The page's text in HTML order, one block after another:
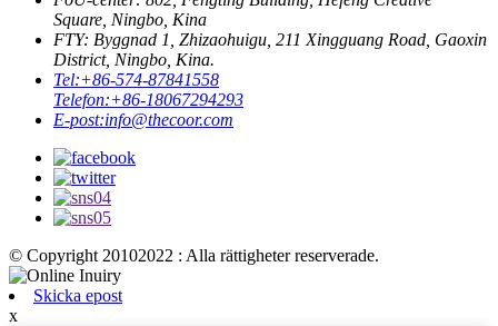
Square, Ningbo, Kina
FTY: Byggnad 1, Zhizaohuigu, 211 Xingguang Road, Gaoxin
District, Ningbo, Kina.
Tel:+86-574-87841558
Telefon:+86-18067294293
E-post:info@thecoor.com
© Copyright 20102022 : Alla rättigheter reserverade.
Skicka epost
x